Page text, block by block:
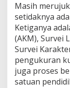
Masih
setidaknya
Ketiganya
(AKM), Survei
Survei
pengukuran
juga proses
satuan